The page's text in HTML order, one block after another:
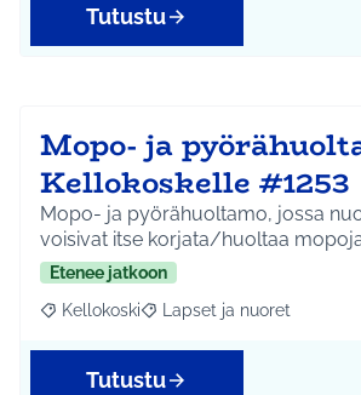
Tutustu
Mopo- ja
Kellokoskelle #1253
Mopo- ja pyörähuoltamo, jossa
voisivat itse korjata/huoltaa
Etenee jatkoon
Rajaa tulokset aihepiirin mukaan:
Kellokoski Rajaa tulokset teeman
Lapset ja nuoret
Tutustu